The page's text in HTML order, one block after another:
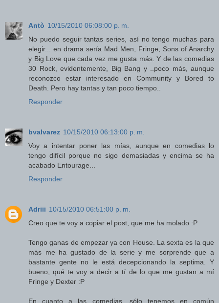
Antò 10/15/2010 06:08:00 p. m.
No puedo seguir tantas series, así no tengo muchas para
elegir... en drama sería Mad Men, Fringe, Sons of Anarchy
y Big Love que cada vez me gusta más. Y de las comedias
30 Rock, evidentemente, Big Bang y ..poco más, aunque
reconozco estar interesado en Community y Bored to
Death. Pero hay tantas y tan poco tiempo..
Responder
bvalvarez 10/15/2010 06:13:00 p. m.
Voy a intentar poner las mías, aunque en comedias lo
tengo difícil porque no sigo demasiadas y encima se ha
acabado Entourage...
Responder
Adriii 10/15/2010 06:51:00 p. m.
Creo que te voy a copiar el post, que me ha molado :P
Tengo ganas de empezar ya con House. La sexta es la que
más me ha gustado de la serie y me sorprende que a
bastante gente no le está decepcionando la septima. Y
bueno, qué te voy a decir a tí de lo que me gustan a mí
Fringe y Dexter :P
En cuanto a las comedias, sólo tenemos en común